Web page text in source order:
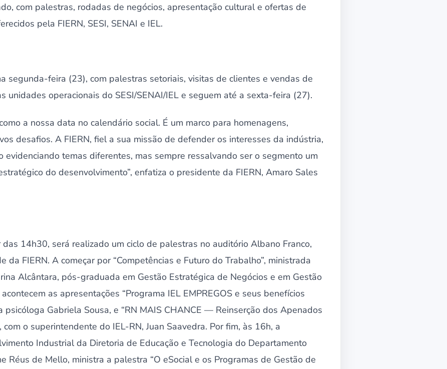
com palestras, rodadas de negócios, apresentação cultural e ofertas de
pela FIERN, SESI, SENAI e IEL.
segunda-feira (23), com palestras setoriais, visitas de clientes e vendas de
unidades operacionais do SESI/SENAI/IEL e seguem até a sexta-feira (27).
a nossa data no calendário social. É um marco para homenagens,
desafios. A FIERN, fiel a sua missão de defender os interesses da indústria,
evidenciando temas diferentes, mas sempre ressalvando ser o segmento um
do desenvolvimento”, enfatiza o presidente da FIERN, Amaro Sales
14h30, será realizado um ciclo de palestras no auditório Albano Franco,
da FIERN. A começar por “Competências e Futuro do Trabalho”, ministrada
Alcântara, pós-graduada em Gestão Estratégica de Negócios e em Gestão
as apresentações “Programa IEL EMPREGOS e seus benefícios
psicóloga Gabriela Sousa, e “RN MAIS CHANCE — Reinserção dos Apenados
com o superintendente do IEL-RN, Juan Saavedra. Por fim, às 16h, a
Industrial da Diretoria de Educação e Tecnologia do Departamento
Réus de Mello, ministra a palestra “O eSocial e os Programas de Gestão de